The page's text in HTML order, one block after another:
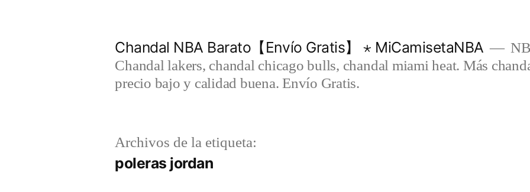
Chandal NBA Barato【Envío Gratis】 ⋆ MiCamisetaNBA
Chandal lakers, chandal chicago bulls, chandal miami heat. Más
precio bajo y calidad buena. Envío Gratis.
Archivos de la etiqueta:
poleras jordan